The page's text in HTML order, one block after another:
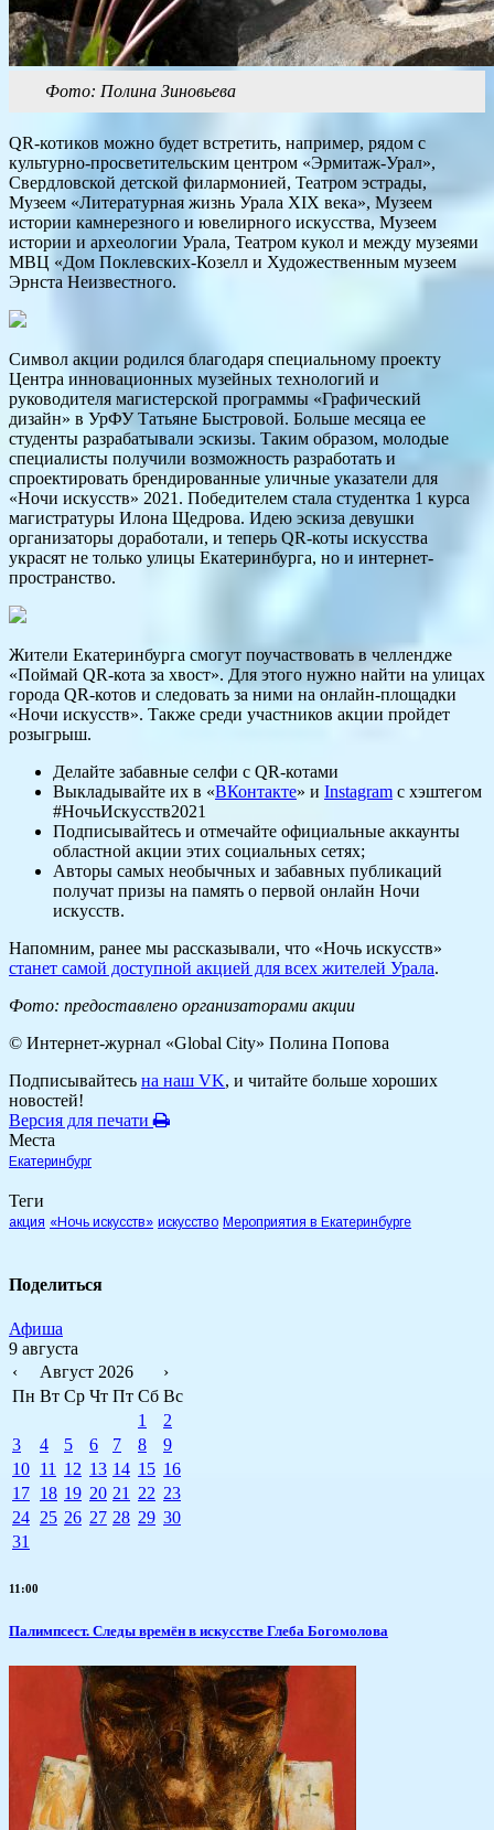
Фото: Полина Зиновьева
QR-котиков можно будет встретить, например, рядом с
культурно-просветительским центром «Эрмитаж-Урал»,
Свердловской детской филармонией, Театром эстрады,
Музеем «Литературная жизнь Урала XIX века», Музеем
истории камнерезного и ювелирного искусства, Музеем
истории и археологии Урала, Театром кукол и между музеями
МВЦ «Дом Поклевских-Козелл и Художественным музеем
Эрнста Неизвестного.
Символ акции родился благодаря специальному проекту
Центра инновационных музейных технологий и
руководителя магистерской программы «Графический
дизайн» в УрФУ Татьяне Быстровой. Больше месяца ее
студенты разрабатывали эскизы. Таким образом, молодые
специалисты получили возможность разработать и
спроектировать брендированные уличные указатели для
«Ночи искусств» 2021. Победителем стала студентка 1 курса
магистратуры Илона Щедрова. Идею эскиза девушки
организаторы доработали, и теперь QR-коты искусства
украсят не только улицы Екатеринбурга, но и интернет-
пространство.
Жители Екатеринбурга смогут поучаствовать в челлендже
«Поймай QR-кота за хвост». Для этого нужно найти на улицах
города QR-котов и следовать за ними на онлайн-площадки
«Ночи искусств». Также среди участников акции пройдет
розыгрыш.
Делайте забавные селфи с QR-котами
Выкладывайте их в «ВКонтакте» и Instagram с хэштегом
#НочьИскусств2021
Подписывайтесь и отмечайте официальные аккаунты
областной акции этих социальных сетях;
Авторы самых необычных и забавных публикаций
получат призы на память о первой онлайн Ночи
искусств.
Напомним, ранее мы рассказывали, что «Ночь искусств»
станет самой доступной акцией для всех жителей Урала.
Фото: предоставлено организаторами акции
© Интернет-журнал «Global City» Полина Попова
Подписывайтесь на наш VK, и читайте больше хороших
новостей!
Версия для печати
Места
Екатеринбург
Теги
акция «Ночь искусств» искусство Мероприятия в Екатеринбурге
Поделиться
Афиша
9 августа
‹
Август 2026
›
Пн Вт Ср Чт Пт Сб Вс
1
2
3
4 5 6 7 8
9
10 11 12 13 14 15 16
17 18 19 20 21 22 23
24 25 26 27 28 29 30
31
11:00
Палимпсест. Следы времён в искусстве Глеба Богомолова